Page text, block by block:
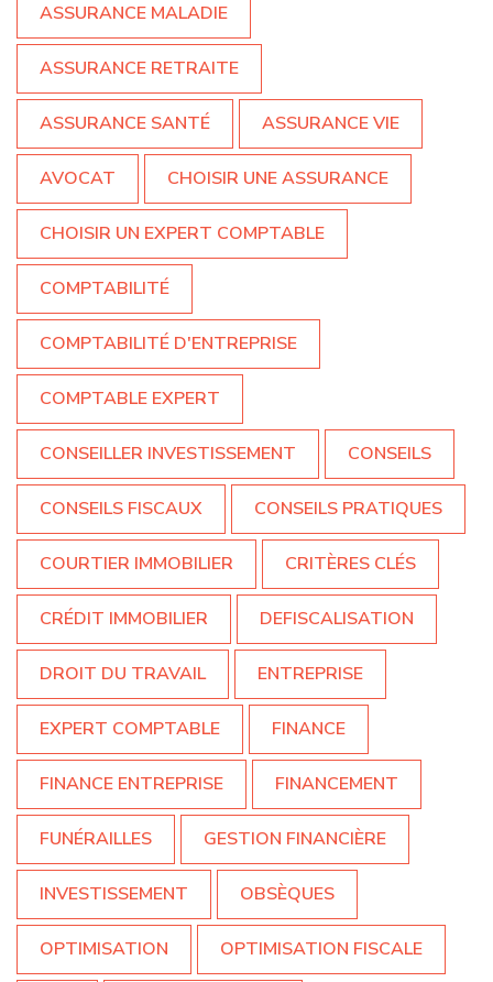
ASSURANCE MALADIE
ASSURANCE RETRAITE
ASSURANCE SANTÉ ASSURANCE VIE
AVOCAT CHOISIR UNE ASSURANCE
CHOISIR UN EXPERT COMPTABLE
COMPTABILITÉ
COMPTABILITÉ D'ENTREPRISE
COMPTABLE EXPERT
CONSEILLER INVESTISSEMENT CONSEILS
CONSEILS FISCAUX CONSEILS PRATIQUES
COURTIER IMMOBILIER CRITÈRES CLÉS
CRÉDIT IMMOBILIER DEFISCALISATION
DROIT DU TRAVAIL ENTREPRISE
EXPERT COMPTABLE FINANCE
FINANCE ENTREPRISE FINANCEMENT
FUNÉRAILLES GESTION FINANCIÈRE
INVESTISSEMENT OBSÈQUES
OPTIMISATION OPTIMISATION FISCALE